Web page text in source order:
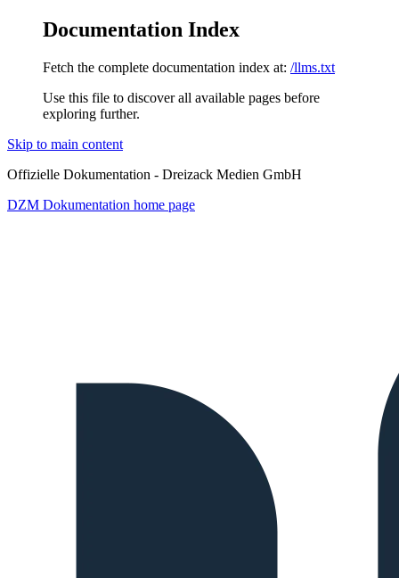
Documentation Index
Fetch the complete documentation index at: /llms.txt
Use this file to discover all available pages before
exploring further.
Skip to main content
Offizielle Dokumentation - Dreizack Medien GmbH
DZM Dokumentation home page